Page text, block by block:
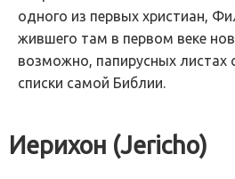
одного из первых христиан,
жившего там в первом веке
возможно, папирусных листах
списки самой Библии.
Иерихон (Jericho)